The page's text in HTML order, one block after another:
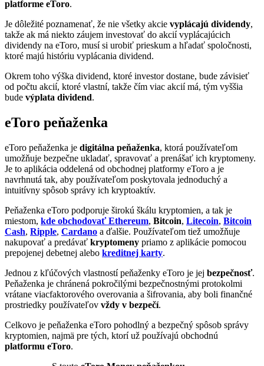
platforme eToro.
Je dôležité poznamenať, že nie všetky akcie vyplácajú dividendy,
takže ak má niekto záujem investovať do akcií vyplácajúcich
dividendy na eToro, musí si urobiť prieskum a hľadať spoločnosti,
ktoré majú históriu vyplácania dividend.
Okrem toho výška dividend, ktoré investor dostane, bude závisieť
od počtu akcií, ktoré vlastní, takže čím viac akcií má, tým vyššia
bude výplata dividend.
eToro peňaženka
eToro peňaženka je digitálna peňaženka, ktorá používateľom
umožňuje bezpečne ukladať, spravovať a prenášať ich kryptomeny.
Je to aplikácia oddelená od obchodnej platformy eToro a je
navrhnutá tak, aby používateľom poskytovala jednoduchý a
intuitívny spôsob správy ich kryptoaktív.
Peňaženka eToro podporuje širokú škálu kryptomien, a tak je
miestom, kde obchodovať Ethereum, Bitcoin, Litecoin, Bitcoin
Cash, Ripple, Cardano a ďalšie. Používateľom tiež umožňuje
nakupovať a predávať kryptomeny priamo z aplikácie pomocou
prepojenej debetnej alebo kreditnej karty.
Jednou z kľúčových vlastností peňaženky eToro je jej bezpečnosť.
Peňaženka je chránená pokročilými bezpečnostnými protokolmi
vrátane viacfaktorového overovania a šifrovania, aby boli finančné
prostriedky používateľov vždy v bezpečí.
Celkovo je peňaženka eToro pohodlný a bezpečný spôsob správy
kryptomien, najmä pre tých, ktorí už používajú obchodnú
platformu eToro.